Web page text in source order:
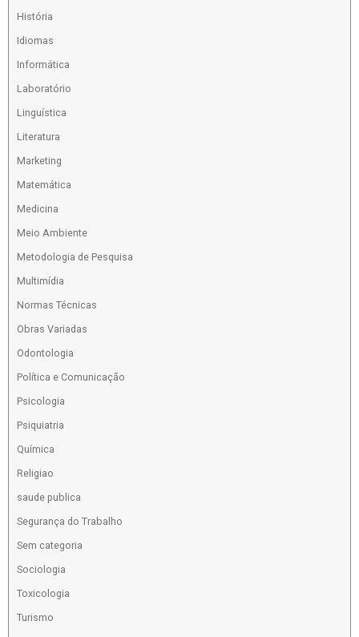
História
Idiomas
Informática
Laboratório
Linguística
Literatura
Marketing
Matemática
Medicina
Meio Ambiente
Metodologia de Pesquisa
Multimídia
Normas Técnicas
Obras Variadas
Odontologia
Política e Comunicação
Psicologia
Psiquiatria
Química
Religiao
saude publica
Segurança do Trabalho
Sem categoria
Sociologia
Toxicologia
Turismo